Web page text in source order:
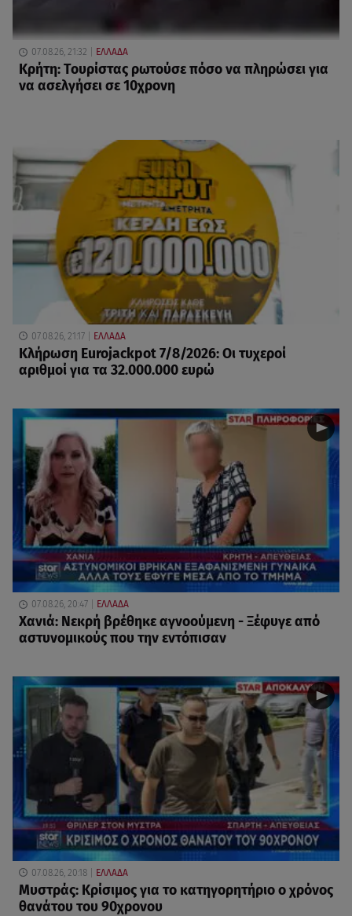
07.08.26, 21:32 ΕΛΛΑΔΑ
Κρήτη: Τουρίστας ρωτούσε πόσο να πληρώσει για
να ασελγήσει σε 10χρονη
07.08.26, 21:17 ΕΛΛΑΔΑ
Κλήρωση Eurojackpot 7/8/2026: Οι τυχεροί
αριθμοί για τα 32.000.000 ευρώ
07.08.26, 20:47 ΕΛΛΑΔΑ
Χανιά: Νεκρή βρέθηκε αγνοούμενη - Ξέφυγε από
αστυνομικούς που την εντόπισαν
07.08.26, 20:18 ΕΛΛΑΔΑ
Μυστράς: Κρίσιμος για το κατηγορητήριο ο χρόνος
θανάτου του 90χρονου